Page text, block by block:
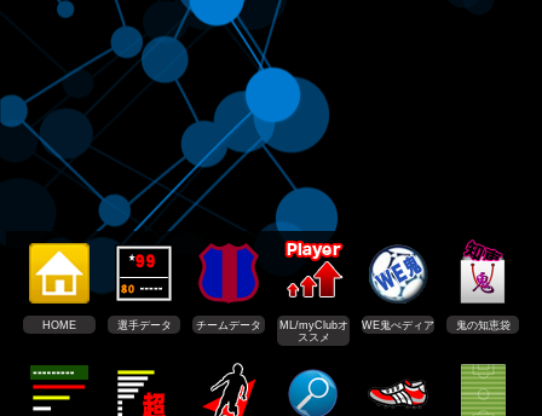
HOME 選手データ チームデータ
ML/myClubオ
ススメ
WE鬼ぺディア 鬼の知恵袋